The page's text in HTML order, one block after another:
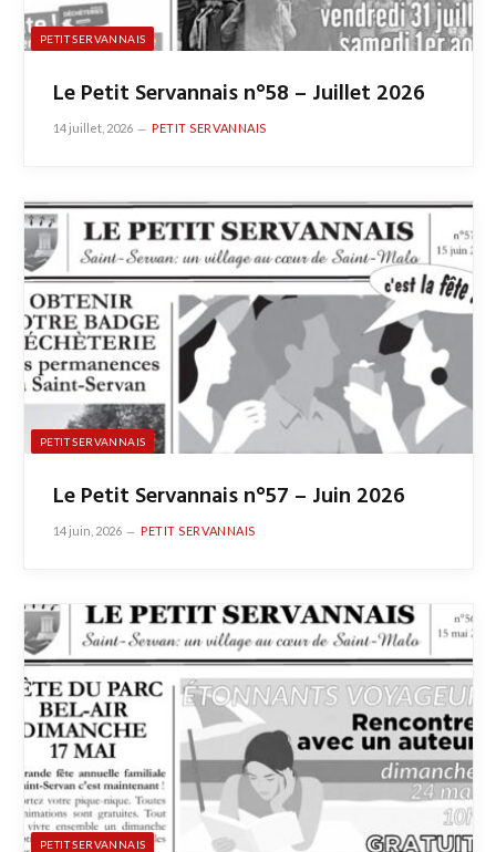
PETIT SERVANNAIS
Le Petit Servannais n°58 – Juillet 2026
14 juillet, 2026 PETIT SERVANNAIS
PETIT SERVANNAIS
Le Petit Servannais n°57 – Juin 2026
14 juin, 2026 PETIT SERVANNAIS
PETIT SERVANNAIS